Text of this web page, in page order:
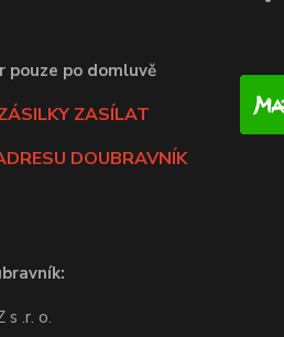
pouze po domluvě
ZASÍLAT
DOUBRAVNÍK
s .r. o.